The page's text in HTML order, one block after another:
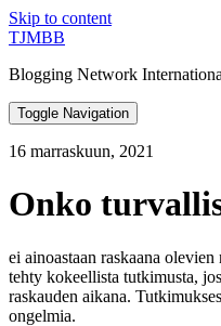
Skip to content
TJMBB
Blogging Network
Toggle Navigation
16 marraskuun, 2021
Onko
ei ainoastaan raskaana
tehty kokeellista tutkimusta,
raskauden aikana.
ongelmia.